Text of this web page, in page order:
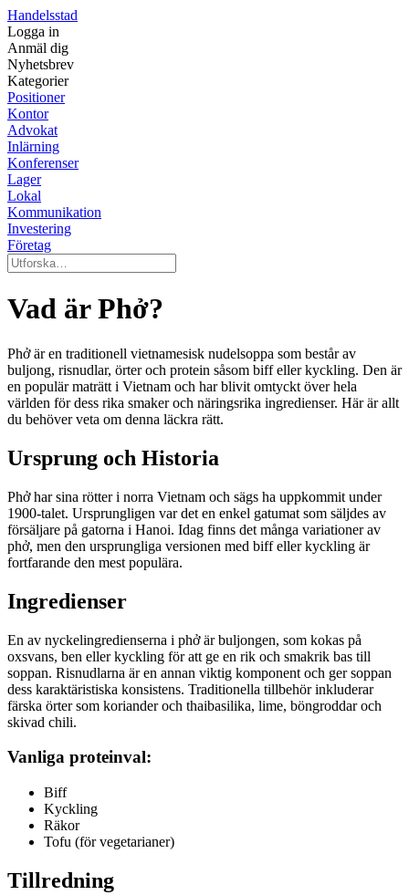
Handelsstad
Logga in
Anmäl dig
Nyhetsbrev
Kategorier
Positioner
Kontor
Advokat
Inlärning
Konferenser
Lager
Lokal
Kommunikation
Investering
Företag
Vad är Phở?
Phở är en traditionell vietnamesisk nudelsoppa som består av
buljong, risnudlar, örter och protein såsom biff eller kyckling. Den är
en populär maträtt i Vietnam och har blivit omtyckt över hela
världen för dess rika smaker och näringsrika ingredienser. Här är allt
du behöver veta om denna läckra rätt.
Ursprung och Historia
Phở har sina rötter i norra Vietnam och sägs ha uppkommit under
1900-talet. Ursprungligen var det en enkel gatumat som säljdes av
försäljare på gatorna i Hanoi. Idag finns det många variationer av
phở, men den ursprungliga versionen med biff eller kyckling är
fortfarande den mest populära.
Ingredienser
En av nyckelingredienserna i phở är buljongen, som kokas på
oxsvans, ben eller kyckling för att ge en rik och smakrik bas till
soppan. Risnudlarna är en annan viktig komponent och ger soppan
dess karaktäristiska konsistens. Traditionella tillbehör inkluderar
färska örter som koriander och thaibasilika, lime, böngroddar och
skivad chili.
Vanliga proteinval:
Biff
Kyckling
Räkor
Tofu (för vegetarianer)
Tillredning